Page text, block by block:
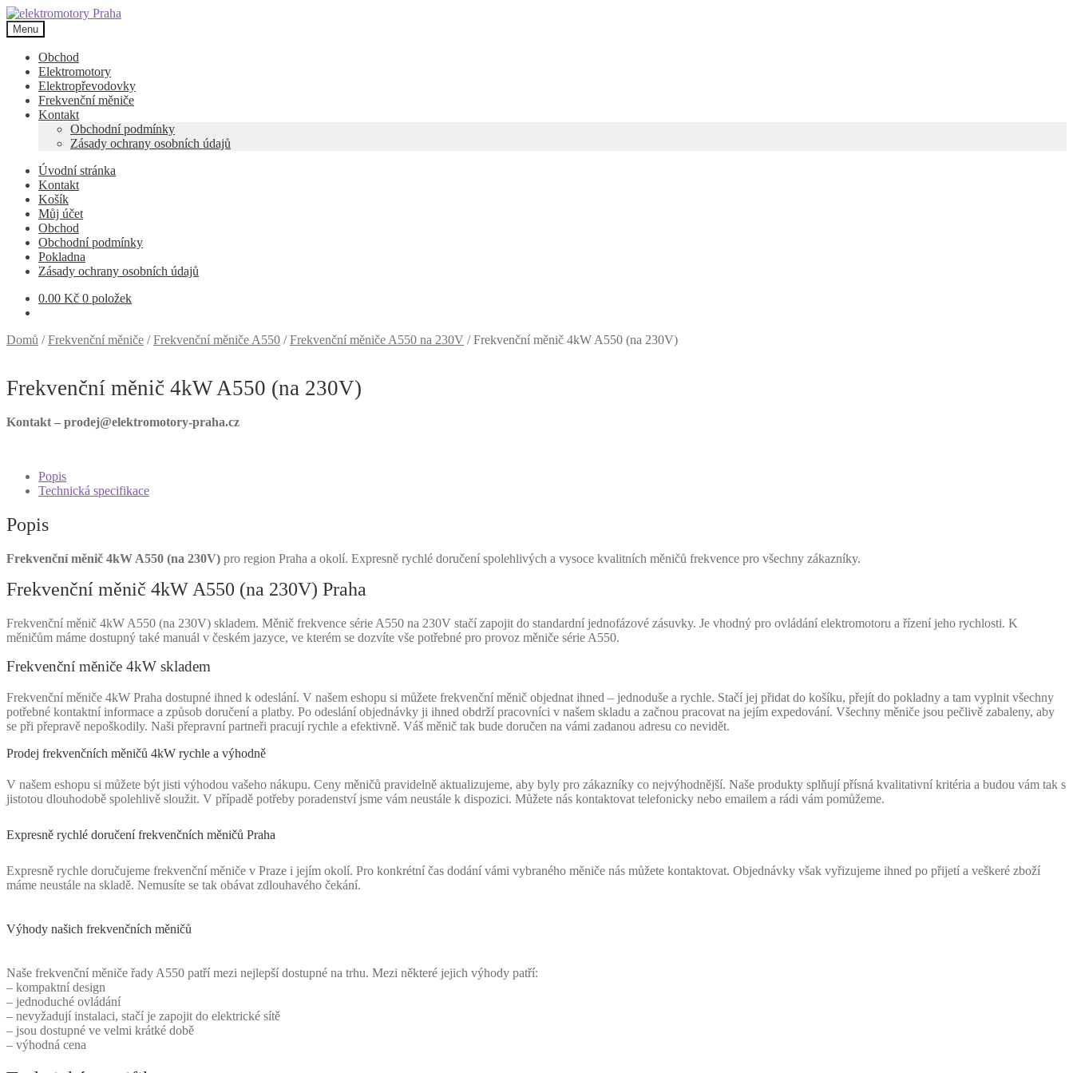
Přeskočit
na
navigaci
Přejít
k
obsahu
webu
Menu
Obchod
Elektromotory
Elektropřevodovky
Frekvenční měniče
Kontakt
Obchodní podmínky
Zásady ochrany osobních údajů
Úvodní stránka
Kontakt
Košík
Můj účet
Obchod
Obchodní podmínky
Pokladna
Zásady ochrany osobních údajů
0.00 Kč 0 položek
Domů /Frekvenční měniče /Frekvenční měniče A550 /Frekvenční měniče A550 na 230V /Frekvenční měnič 4kW A550 (na 230V)
Frekvenční měnič 4kW A550 (na 230V)
Kontakt – prodej@elektromotory-praha.cz
Popis
Technická specifikace
Popis
Frekvenční měnič 4kW A550 (na 230V) pro region Praha a okolí. Expresně rychlé doručení spolehlivých a vysoce kvalitních měničů frekvence pro všechny zákazníky.
Frekvenční měnič 4kW A550 (na 230V) Praha
Frekvenční měnič 4kW A550 (na 230V) skladem. Měnič frekvence série A550 na 230V stačí zapojit do standardní jednofázové zásuvky. Je vhodný pro ovládání elektromotoru a řízení jeho rychlosti. K
měničům máme dostupný také manuál v českém jazyce, ve kterém se dozvíte vše potřebné pro provoz měniče série A550.
Frekvenční měniče 4kW skladem
Frekvenční měniče 4kW Praha dostupné ihned k odeslání. V našem eshopu si můžete frekvenční měnič objednat ihned – jednoduše a rychle. Stačí jej přidat do košíku, přejít do pokladny a tam vyplnit všechny
potřebné kontaktní informace a způsob doručení a platby. Po odeslání objednávky ji ihned obdrží pracovníci v našem skladu a začnou pracovat na jejím expedování. Všechny měniče jsou pečlivě zabaleny, aby
se při přepravě nepoškodily. Naši přepravní partneři pracují rychle a efektivně. Váš měnič tak bude doručen na vámi zadanou adresu co nevidět.
Prodej frekvenčních měničů 4kW rychle a výhodně
V našem eshopu si můžete být jisti výhodou vašeho nákupu. Ceny měničů pravidelně aktualizujeme, aby byly pro zákazníky co nejvýhodnější. Naše produkty splňují přísná kvalitativní kritéria a budou vám tak s
jistotou dlouhodobě spolehlivě sloužit. V případě potřeby poradenství jsme vám neustále k dispozici. Můžete nás kontaktovat telefonicky nebo emailem a rádi vám pomůžeme.
Expresně rychlé doručení frekvenčních měničů Praha
Expresně rychle doručujeme frekvenční měniče v Praze i jejím okolí. Pro konkrétní čas dodání vámi vybraného měniče nás můžete kontaktovat. Objednávky však vyřizujeme ihned po přijetí a veškeré zboží
máme neustále na skladě. Nemusíte se tak obávat zdlouhavého čekání.
Výhody našich frekvenčních měničů
Naše frekvenční měniče řady A550 patří mezi nejlepší dostupné na trhu. Mezi některé jejich výhody patří:
– kompaktní design
– jednoduché ovládání
– nevyžadují instalaci, stačí je zapojit do elektrické sítě
– jsou dostupné ve velmi krátké době
– výhodná cena